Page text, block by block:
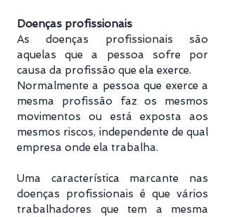
Doenças profissionais
As doenças profissionais são
aquelas que a pessoa sofre por
causa da profissão que ela exerce.
Normalmente a pessoa que exerce a
mesma profissão faz os mesmos
movimentos ou está exposta aos
mesmos riscos, independente de qual
empresa onde ela trabalha.
Uma característica marcante nas
doenças profissionais é que vários
trabalhadores que tem a mesma